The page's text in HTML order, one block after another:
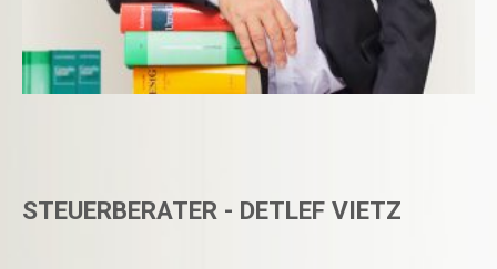
STEUERBERATER - DETLEF VIETZ